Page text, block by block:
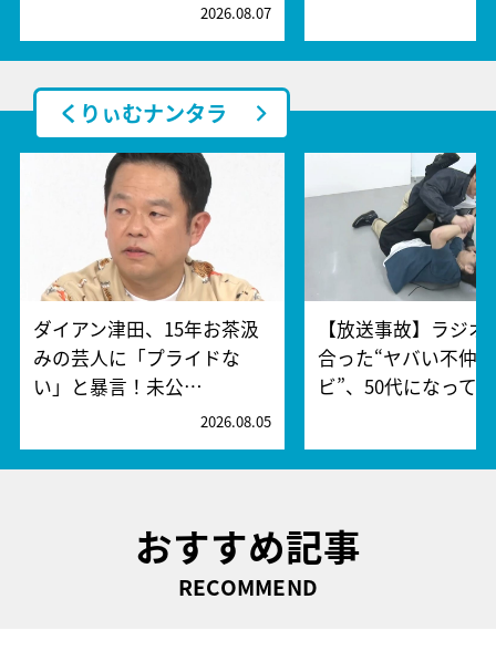
2026.08.07
くりぃむナンタラ
ダイアン津田、15年お茶汲
みの芸人に「プライドな
い」と暴言！未公…
2026.08.05
【放送事故】ラジオ
合った“ヤバい不仲
ビ”、50代になって…
おすすめ記事
RECOMMEND